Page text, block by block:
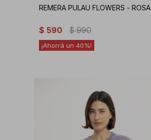
REMERA PULAU FLOWERS - ROSA
$ 590 $ 990
40